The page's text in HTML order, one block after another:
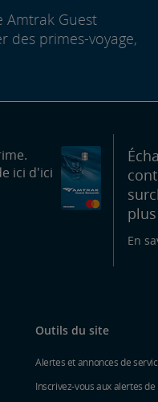
Guest
des primes-voyage,
ici d'ici
En
Outils du site
Alertes et annonces de
Inscrivez-vous aux alertes